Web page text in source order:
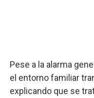
Pese a la alarma
el entorno familiar
explicando que se